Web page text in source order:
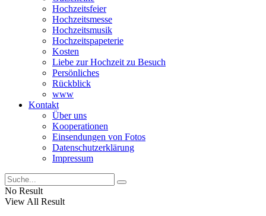
Hochzeitsfeier
Hochzeitsmesse
Hochzeitsmusik
Hochzeitspapeterie
Kosten
Liebe zur Hochzeit zu Besuch
Persönliches
Rückblick
www
Kontakt
Über uns
Kooperationen
Einsendungen von Fotos
Datenschutzerklärung
Impressum
No Result
View All Result